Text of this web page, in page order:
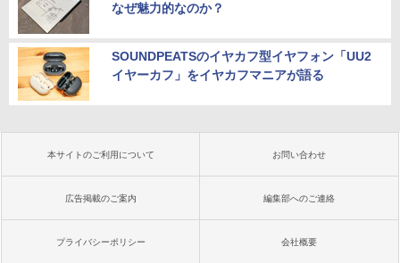
なぜ魅力的なのか？
SOUNDPEATSのイヤカフ型イヤフォン「UU2
イヤーカフ」をイヤカフマニアが語る
本サイトのご利用について お問い合わせ
広告掲載のご案内 編集部へのご連絡
プライバシーポリシー 会社概要